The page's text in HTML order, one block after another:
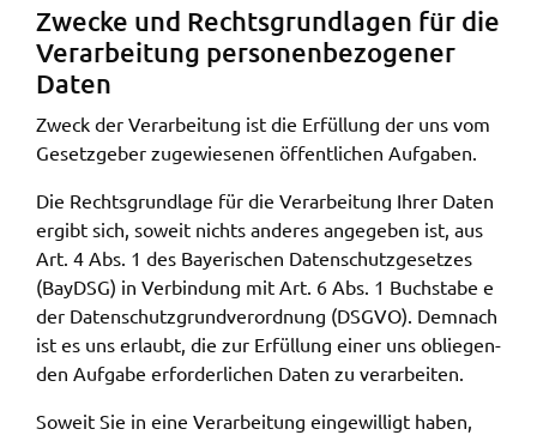
Zwecke und Rechts­grund­la­gen für die
Verar­bei­tung perso­nen­be­zo­ge­ner
Daten
Zweck der Verar­bei­tung ist die Erfül­lung der uns vom
Gesetz­ge­ber zuge­wie­se­nen öffent­li­chen Aufga­ben.
Die Rechts­grund­la­ge für die Verar­bei­tung Ihrer Daten
ergibt sich, soweit nichts ande­res ange­ge­ben ist, aus
Art. 4 Abs. 1 des Baye­ri­schen Daten­schutz­ge­set­zes
(BayDSG) in Verbin­dung mit Art. 6 Abs. 1 Buch­sta­be e
der Daten­schutz­grund­ver­ord­nung (DSGVO). Demnach
ist es uns erlaubt, die zur Erfül­lung einer uns oblie­gen­
den Aufga­be erfor­der­li­chen Daten zu verar­bei­ten.
Soweit Sie in eine Verar­bei­tung einge­wil­ligt haben,